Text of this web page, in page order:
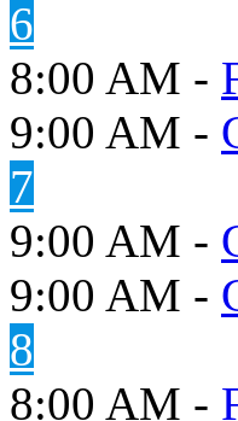
6
8:00 AM -
9:00 AM -
7
9:00 AM -
9:00 AM -
8
8:00 AM -